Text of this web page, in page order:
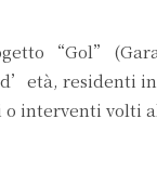
“Gol”
residenti in
interventi volti